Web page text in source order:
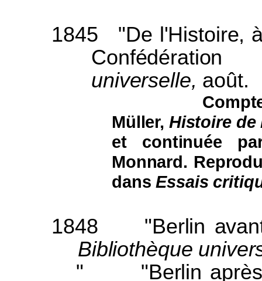
1845
"De l'Histoire,
universelle, août.
Müller, Histoire
et continuée
Monnard.
dansEssais
1848
"Berlin
Bibliothèque
"
"Berlin